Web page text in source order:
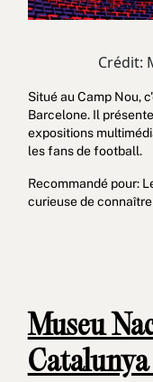
Crédit:
Situé au Camp Nou,
Barcelone. Il
expositions
les fans de football.
Recommandé pour:
curieuse de
Museu